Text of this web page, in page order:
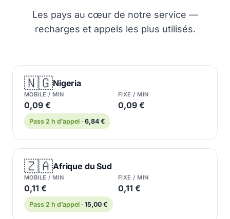
Les pays au cœur de notre service —
recharges et appels les plus utilisés.
🇳🇬Nigeria
MOBILE / MIN
0,09 €
FIXE / MIN
0,09 €
Pass 2 h d’appel · 6,84 €
🇿🇦Afrique du Sud
MOBILE / MIN
0,11 €
FIXE / MIN
0,11 €
Pass 2 h d’appel · 15,00 €